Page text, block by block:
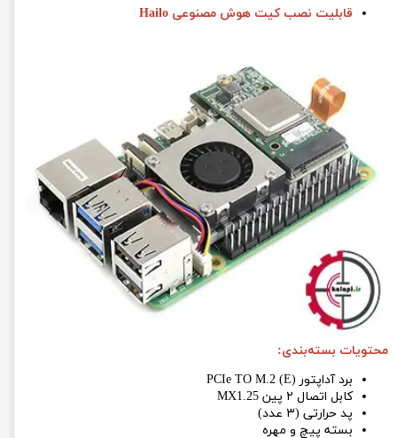
قابلیت نصب کیت هوش مصنوعی Hailo
محتویات بسته‌بندی:
برد آداپتور PCIe TO M.2 (E)
کابل اتصال ۲ پین MX1.25
پد حرارتی (۳ عدد)
بسته پیچ و مهره